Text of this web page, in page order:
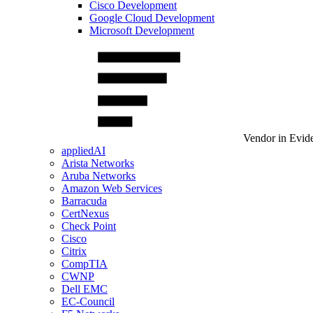
Cisco Development
Google Cloud Development
Microsoft Development
Vendor in
appliedAI
Arista Networks
Aruba Networks
Amazon Web Services
Barracuda
CertNexus
Check Point
Cisco
Citrix
CompTIA
CWNP
Dell EMC
EC-Council